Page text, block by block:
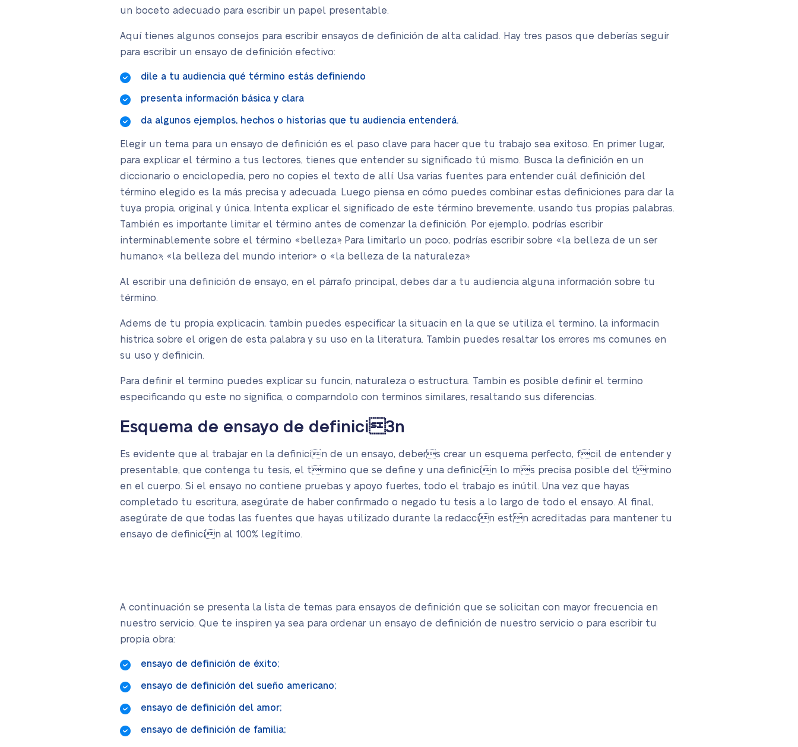
un boceto adecuado para escribir un papel presentable.
Aquí tienes algunos consejos para escribir ensayos de definición de alta calidad. Hay tres pasos que deberías seguir
para escribir un ensayo de definición efectivo:
dile a tu audiencia qué término estás definiendo
presenta información básica y clara
da algunos ejemplos, hechos o historias que tu audiencia entenderá.
Elegir un tema para un ensayo de definición es el paso clave para hacer que tu trabajo sea exitoso. En primer lugar,
para explicar el término a tus lectores, tienes que entender su significado tú mismo. Busca la definición en un
diccionario o enciclopedia, pero no copies el texto de allí. Usa varias fuentes para entender cuál definición del
término elegido es la más precisa y adecuada. Luego piensa en cómo puedes combinar estas definiciones para dar la
tuya propia, original y única. Intenta explicar el significado de este término brevemente, usando tus propias palabras.
También es importante limitar el término antes de comenzar la definición. Por ejemplo, podrías escribir
interminablemente sobre el término «belleza». Para limitarlo un poco, podrías escribir sobre «la belleza de un ser
humano», «la belleza del mundo interior» o «la belleza de la naturaleza».
Al escribir una definición de ensayo, en el párrafo principal, debes dar a tu audiencia alguna información sobre tu
término.
Adems de tu propia explicacin, tambin puedes especificar la situacin en la que se utiliza el termino, la informacin
histrica sobre el origen de esta palabra y su uso en la literatura. Tambin puedes resaltar los errores ms comunes en
su uso y definicin.
Para definir el termino puedes explicar su funcin, naturaleza o estructura. Tambin es posible definir el termino
especificando qu este no significa, o comparndolo con terminos similares, resaltando sus diferencias.
Esquema de ensayo de definici3n
Es evidente que al trabajar en la definicin de un ensayo, debers crear un esquema perfecto, fcil de entender y
presentable, que contenga tu tesis, el trmino que se define y una definicin lo ms precisa posible del trmino
en el cuerpo. Si el ensayo no contiene pruebas y apoyo fuertes, todo el trabajo es inútil. Una vez que hayas
completado tu escritura, asegúrate de haber confirmado o negado tu tesis a lo largo de todo el ensayo. Al final,
asegúrate de que todas las fuentes que hayas utilizado durante la redaccin estn acreditadas para mantener tu
ensayo de definicin al 100% legítimo.
A continuación se presenta la lista de temas para ensayos de definición que se solicitan con mayor frecuencia en
nuestro servicio. Que te inspiren ya sea para ordenar un ensayo de definición de nuestro servicio o para escribir tu
propia obra:
ensayo de definición de éxito;
ensayo de definición del sueño americano;
ensayo de definición del amor;
ensayo de definición de familia;